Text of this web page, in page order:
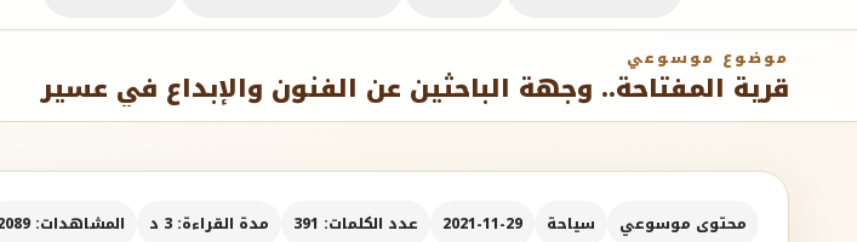
موضوع موسوعي
قرية المفتاحة.. وجهة الباحثين عن الفنون والإبداع في عسير
محتوى موسوعي سياحة 2021-11-29 عدد الكلمات: 391 مدة القراءة: 3 د المشاهدات: 2089